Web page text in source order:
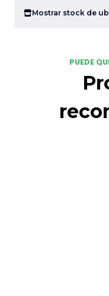
Mostrar stock de
PUEDE